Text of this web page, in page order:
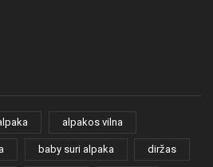
alpakos vilna
baby suri alpaka diržas